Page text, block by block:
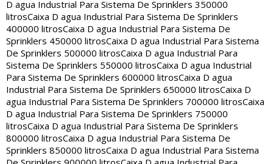
D agua Industrial Para Sistema De Sprinklers 350000
litrosCaixa D agua Industrial Para Sistema De Sprinklers
400000 litrosCaixa D agua Industrial Para Sistema De
Sprinklers 450000 litrosCaixa D agua Industrial Para Sistema
De Sprinklers 500000 litrosCaixa D agua Industrial Para
Sistema De Sprinklers 550000 litrosCaixa D agua Industrial
Para Sistema De Sprinklers 600000 litrosCaixa D agua
Industrial Para Sistema De Sprinklers 650000 litrosCaixa D
agua Industrial Para Sistema De Sprinklers 700000 litrosCaixa
D agua Industrial Para Sistema De Sprinklers 750000
litrosCaixa D agua Industrial Para Sistema De Sprinklers
800000 litrosCaixa D agua Industrial Para Sistema De
Sprinklers 850000 litrosCaixa D agua Industrial Para Sistema